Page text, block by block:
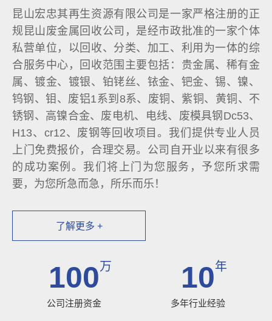
昆山宏忠其再生资源有限公司是一家严格注册的正
规昆山废金属回收公司，是经市政批准的一家个体
私营单位，以回收、分类、加工、利用为一体的综
合服务中心，回收范围主要包括：贵金属、稀有金
属、镀金、镀银、铂铑丝、铱金、钯金、锡、镍、
钨钢、钼、废铝1系到8系、废铜、紫铜、黄铜、不
锈钢、高镍合金、废电机、电线、废模具钢Dc53、
H13、cr12、废钢等回收项目。我们提供专业人员
上门免费报价，合理交易。公司自开业以来有很多
的成功案例。我们将上门为您服务，予您所求需
要，为您所急而急，所乐而乐！
了解更多 +
100万
公司注册资金
10年
多年行业经验